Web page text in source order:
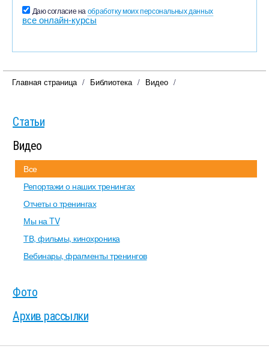
Даю согласие на обработку моих персональных данных
все онлайн-курсы
Главная страница Библиотека Видео
Статьи
Видео
Все
Репортажи о наших тренингах
Отчеты о тренингах
Мы на TV
ТВ, фильмы, кинохроника
Вебинары, фрагменты тренингов
Фото
Архив рассылки